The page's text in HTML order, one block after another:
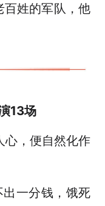
百姓的军队，他
13场
心，便自然化作
出一分钱，饿死